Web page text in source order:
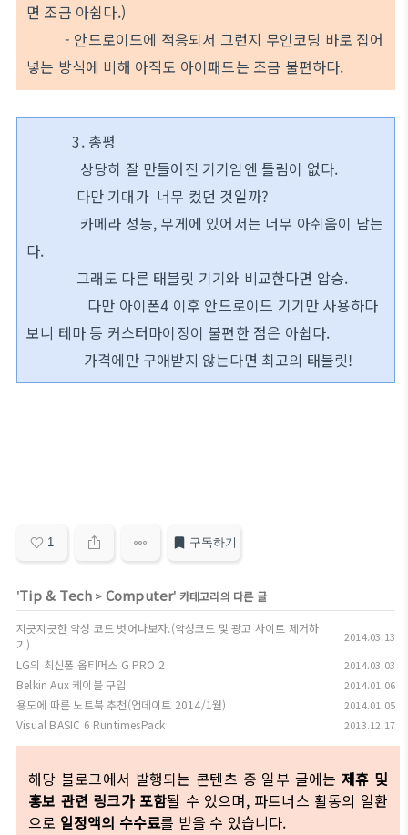
면 조금 아쉽다.)
- 안드로이드에 적응되서 그런지 무인코딩 바로 집어
넣는 방식에 비해 아직도 아이패드는 조금 불편하다.
3. 총평
상당히 잘 만들어진 기기임엔 틀림이 없다.
다만 기대가 너무 컸던 것일까?
카메라 성능, 무게에 있어서는 너무 아쉬움이 남는
다.
그래도 다른 태블릿 기기와 비교한다면 압승.
다만 아이폰4 이후 안드로이드 기기만 사용하다
보니 테마 등 커스터마이징이 불편한 점은 아쉽다.
가격에만 구애받지 않는다면 최고의 태블릿!
1 구독하기
'Tip & Tech > Computer' 카테고리의 다른 글
지긋지긋한 악성 코드 벗어나보자.(악성코드 및 광고 사이트 제거하
기)
2014.03.13
LG의 최신폰 옵티머스 G PRO 2 2014.03.03
Belkin Aux 케이블 구입 2014.01.06
용도에 따른 노트북 추천(업데이트 2014/1월) 2014.01.05
Visual BASIC 6 RuntimesPack 2013.12.17
해당 블로그에서 발행되는 콘텐츠 중 일부 글에는 제휴 및
홍보 관련 링크가 포함될 수 있으며, 파트너스 활동의 일환
으로 일정액의 수수료를 받을 수 있습니다.